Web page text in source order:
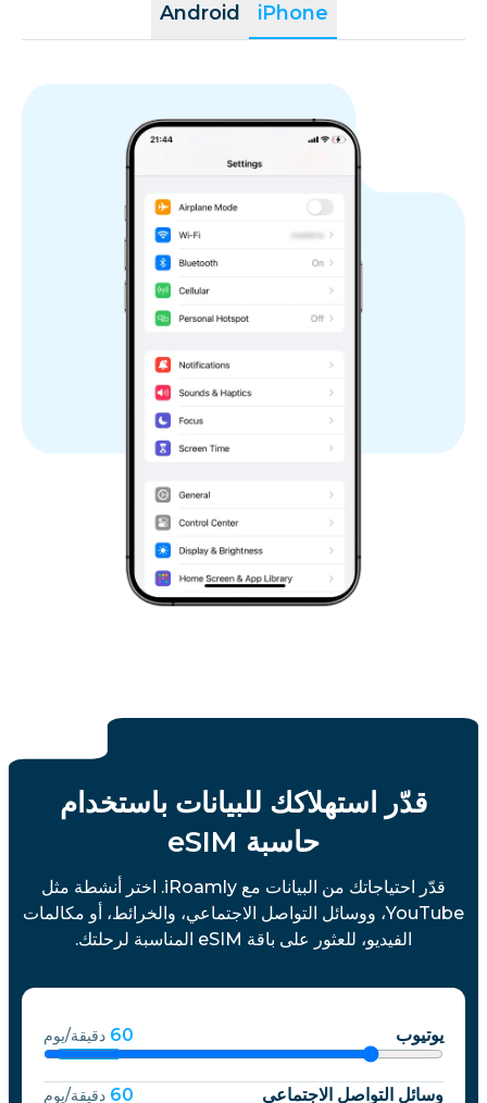
iPhone
Android
قدّر استهلاكك للبيانات باستخدام
حاسبة eSIM
قدّر احتياجاتك من البيانات مع iRoamly. اختر أنشطة مثل
YouTube، ووسائل التواصل الاجتماعي، والخرائط، أو مكالمات
الفيديو، للعثور على باقة eSIM المناسبة لرحلتك.
يوتيوب 60 دقيقة/يوم
وسائل التواصل الاجتماعي 60 دقيقة/يوم